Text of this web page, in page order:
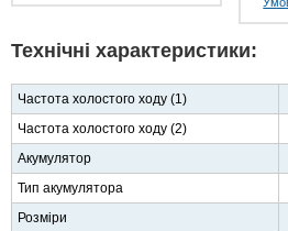
Технічні характеристики:
Частота холостого ходу (1)
Частота холостого ходу (2)
Акумулятор
Тип акумулятора
Розміри